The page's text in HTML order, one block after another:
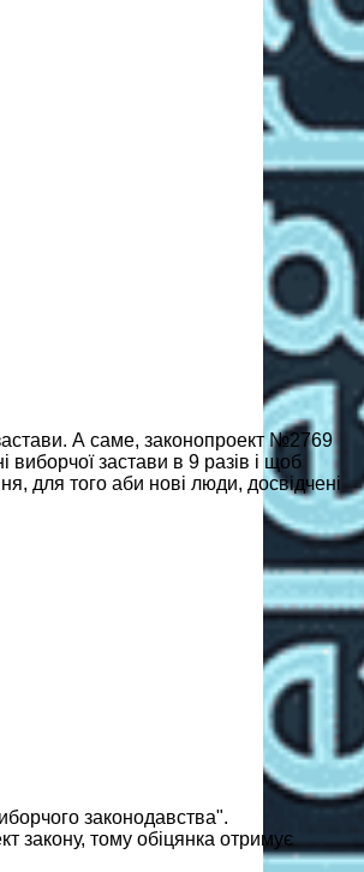
А саме, законопроект №2769
застави в 9 разів і щоб
для того аби нові люди, досвідчені
законодавства".
закону, тому обіцянка отримує